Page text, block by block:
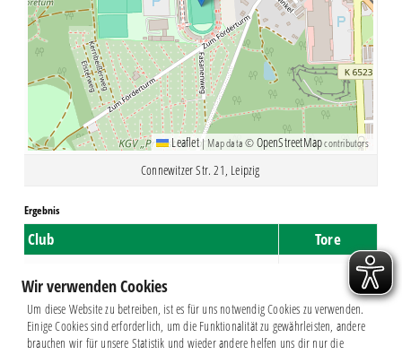
Leaflet|Map data ©OpenStreetMapcontributors
Connewitzer Str. 21, Leipzig
Ergebnis
Club Tore
Chemie Leipzig
Wir verwenden Cookies
Um diese Website zu betreiben, ist es für uns notwendig Cookies zu verwenden.
Einige Cookies sind erforderlich, um die Funktionalität zu gewährleisten, andere
brauchen wir für unsere Statistik und wieder andere helfen uns dir nur die